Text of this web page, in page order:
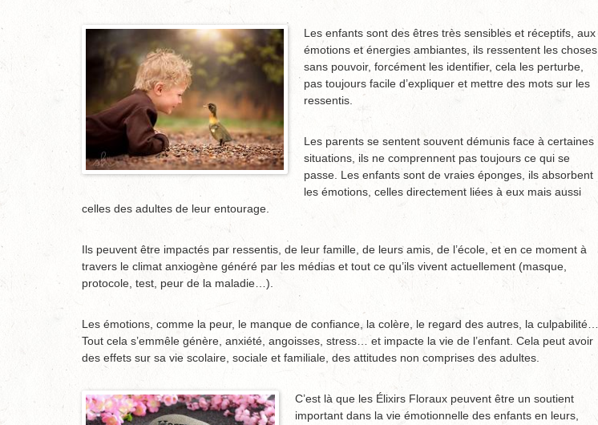
Les enfants sont des êtres très sensibles et réceptifs, aux
émotions et énergies ambiantes, ils ressentent les choses
sans pouvoir, forcément les identifier, cela les perturbe,
pas toujours facile d’expliquer et mettre des mots sur les
ressentis.
Les parents se sentent souvent démunis face à certaines
situations, ils ne comprennent pas toujours ce qui se
passe. Les enfants sont de vraies éponges, ils absorbent
les émotions, celles directement liées à eux mais aussi
celles des adultes de leur entourage.
Ils peuvent être impactés par ressentis, de leur famille, de leurs amis, de l’école, et en ce moment à
travers le climat anxiogène généré par les médias et tout ce qu’ils vivent actuellement (masque,
protocole, test, peur de la maladie…).
Les émotions, comme la peur, le manque de confiance, la colère, le regard des autres, la culpabilité….
Tout cela s’emmêle génère, anxiété, angoisses, stress… et impacte la vie de l’enfant. Cela peut avoir
des effets sur sa vie scolaire, sociale et familiale, des attitudes non comprises des adultes.
C’est là que les Élixirs Floraux peuvent être un soutient
important dans la vie émotionnelle des enfants en leurs,